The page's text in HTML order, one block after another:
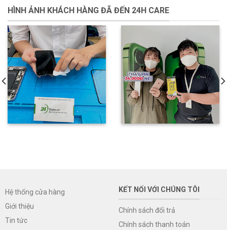
HÌNH ẢNH KHÁCH HÀNG ĐÃ ĐẾN 24H CARE
Hệ thống cửa hàng
Giới thiệu
Tin tức
KẾT NỐI VỚI CHÚNG TÔI
Chính sách đổi trả
Chính sách thanh toán